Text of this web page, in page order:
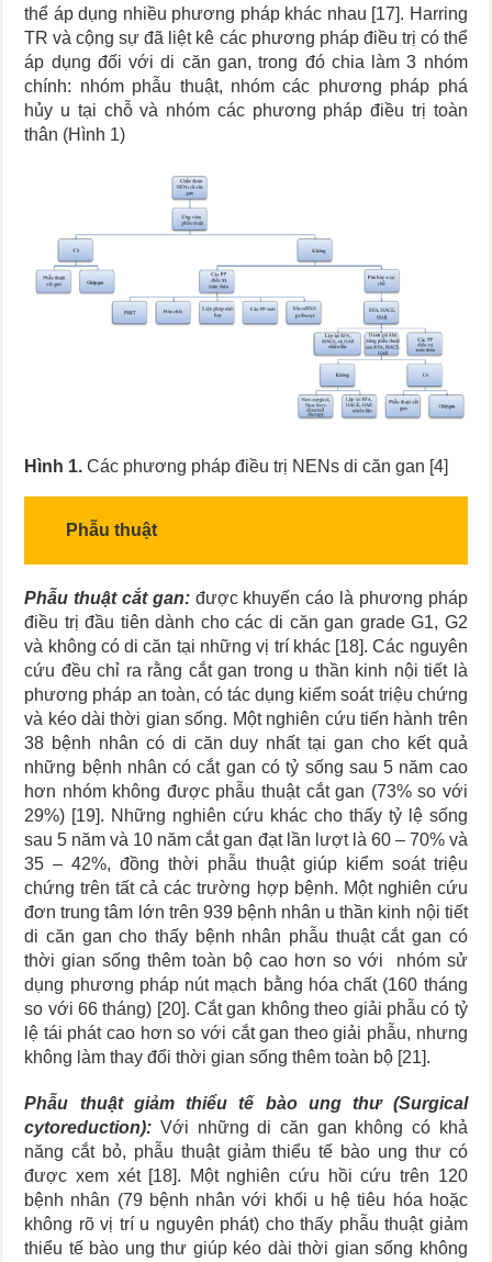
thể áp dụng nhiều phương pháp khác nhau [17]. Harring
TR và cộng sự đã liệt kê các phương pháp điều trị có thể
áp dụng đối với di căn gan, trong đó chia làm 3 nhóm
chính: nhóm phẫu thuật, nhóm các phương pháp phá
hủy u tại chỗ và nhóm các phương pháp điều trị toàn
thân (Hình 1)
Hình 1.Các phương pháp điều trị NENs di căn gan [4]
Phẫu thuật
Phẫu thuật cắt gan:được khuyến cáo là phương pháp
điều trị đầu tiên dành cho các di căn gan grade G1, G2
và không có di căn tại những vị trí khác [18]. Các nguyên
cứu đều chỉ ra rằng cắt gan trong u thần kinh nội tiết là
phương pháp an toàn, có tác dụng kiểm soát triệu chứng
và kéo dài thời gian sống. Một nghiên cứu tiến hành trên
38 bệnh nhân có di căn duy nhất tại gan cho kết quả
những bệnh nhân có cắt gan có tỷ sống sau 5 năm cao
hơn nhóm không được phẫu thuật cắt gan (73% so với
29%) [19]. Những nghiên cứu khác cho thấy tỷ lệ sống
sau 5 năm và 10 năm cắt gan đạt lần lượt là 60 – 70% và
35 – 42%, đồng thời phẫu thuật giúp kiểm soát triệu
chứng trên tất cả các trường hợp bệnh. Một nghiên cứu
đơn trung tâm lớn trên 939 bệnh nhân u thần kinh nội tiết
di căn gan cho thấy bệnh nhân phẫu thuật cắt gan có
thời gian sống thêm toàn bộ cao hơn so với nhóm sử
dụng phương pháp nút mạch bằng hóa chất (160 tháng
so với 66 tháng) [20]. Cắt gan không theo giải phẫu có tỷ
lệ tái phát cao hơn so với cắt gan theo giải phẫu, nhưng
không làm thay đổi thời gian sống thêm toàn bộ [21].
Phẫu thuật giảm thiểu tế bào ung thư (Surgical
cytoreduction): Với những di căn gan không có khả
năng cắt bỏ, phẫu thuật giảm thiểu tế bào ung thư có
được xem xét [18]. Một nghiên cứu hồi cứu trên 120
bệnh nhân (79 bệnh nhân với khối u hệ tiêu hóa hoặc
không rõ vị trí u nguyên phát) cho thấy phẫu thuật giảm
thiểu tế bào ung thư giúp kéo dài thời gian sống không